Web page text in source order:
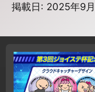
掲載日: 2025年9